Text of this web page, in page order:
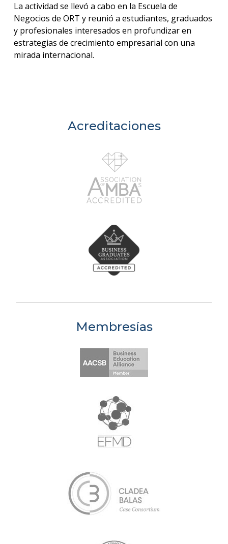
La actividad se llevó a cabo en la Escuela de
Negocios de ORT y reunió a estudiantes, graduados
y profesionales interesados en profundizar en
estrategias de crecimiento empresarial con una
mirada internacional.
Acreditaciones
Membresías